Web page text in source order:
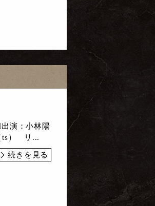
演：小林陽
ts） リ...
続きを見る